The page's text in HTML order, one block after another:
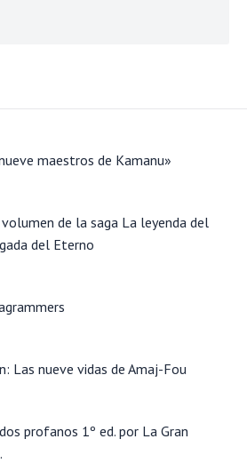
maestros de Kamanu»
de la saga La leyenda del
del Eterno
Las nueve vidas de Amaj-Fou
profanos 1º ed. por La Gran